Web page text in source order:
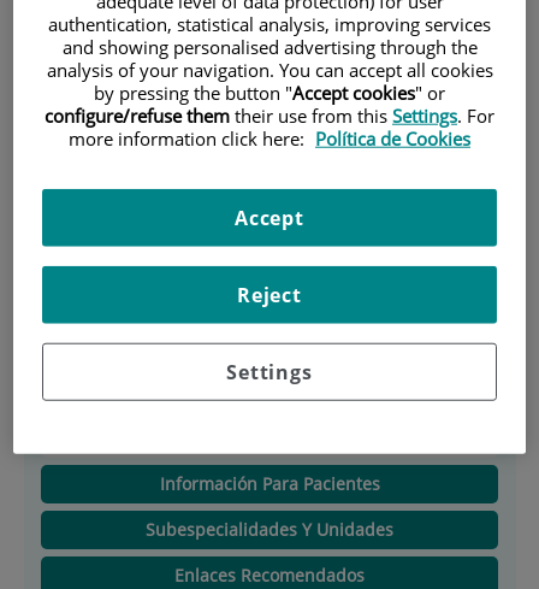
Teléfono:91 550 4957 - 915504800
(Centralita hospital) Ext: 3111//3235
Jefe/a de servicio:Carmen González
de 8 a 17:30
Especialidad:UROLOGIA
Descripción
Información Para Pacientes
Subespecialidades Y Unidades
Enlaces Recomendados
authentication, statistical analysis, improving services
and showing personalised advertising through the
analysis of your navigation. You can accept all cookies
by pressing the button "Accept cookies" or
configure/refuse them their use from this Settings. For
more information click here: Política de Cookies
Settings
Reject
Accept